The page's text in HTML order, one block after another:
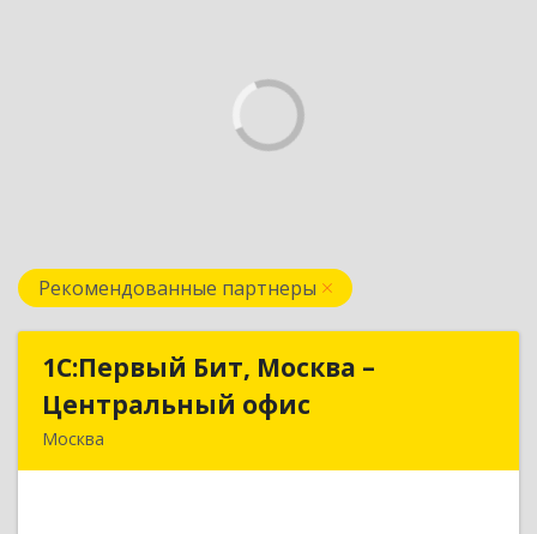
Рекомендованные партнеры
1С:Первый Бит, Москва –
Центральный офис
Москва
1С:Первый Бит, Москва –
Центральный офис